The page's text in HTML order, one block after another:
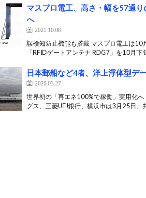
マスプロ電工、高さ・幅を57通
へ
2021.10.08
誤検知防止機能も搭載 マスプロ電工は
「RFIDゲートアンテナ RDG7」を10月下
日本郵船など4者、洋上浮体型デ
2026.03.27
世界初の「再エネ100%で稼働」実用化
グス、三菱UFJ銀行、横浜市は3月25日、